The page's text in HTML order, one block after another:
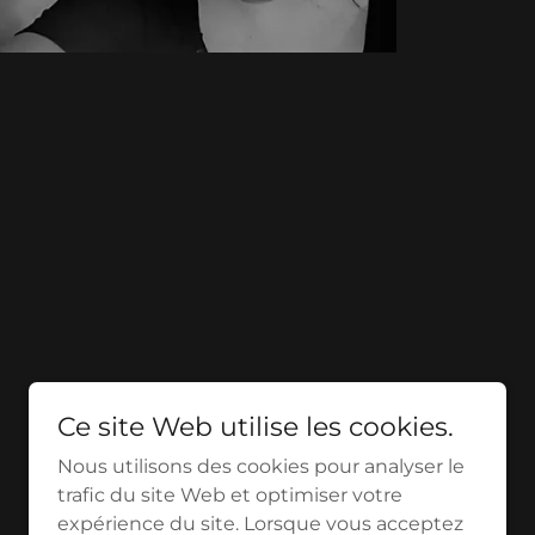
Ce site Web utilise les cookies.
Nous utilisons des cookies pour analyser le
trafic du site Web et optimiser votre
expérience du site. Lorsque vous acceptez